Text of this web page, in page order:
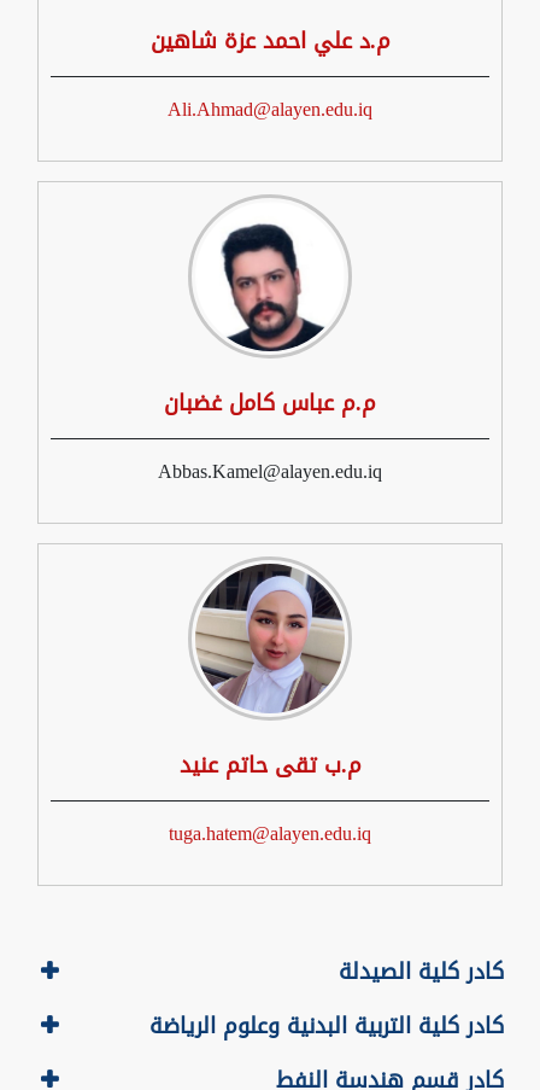
م.د علي احمد عزة شاهين
Ali.Ahmad@alayen.edu.iq
م.م عباس كامل غضبان
Abbas.Kamel@alayen.edu.iq
م.ب تقى حاتم عنيد
tuga.hatem@alayen.edu.iq
كادر كلية الصيدلة
كادر كلية التربية البدنية وعلوم الرياضة
كادر قسم هندسة النفط